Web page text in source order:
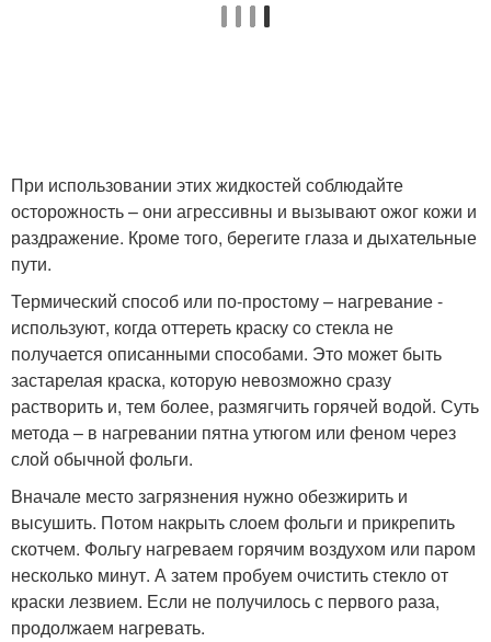
При использовании этих жидкостей соблюдайте
осторожность – они агрессивны и вызывают ожог кожи и
раздражение. Кроме того, берегите глаза и дыхательные
пути.
Термический способ или по-простому – нагревание -
используют, когда оттереть краску со стекла не
получается описанными способами. Это может быть
застарелая краска, которую невозможно сразу
растворить и, тем более, размягчить горячей водой. Суть
метода – в нагревании пятна утюгом или феном через
слой обычной фольги.
Вначале место загрязнения нужно обезжирить и
высушить. Потом накрыть слоем фольги и прикрепить
скотчем. Фольгу нагреваем горячим воздухом или паром
несколько минут. А затем пробуем очистить стекло от
краски лезвием. Если не получилось с первого раза,
продолжаем нагревать.